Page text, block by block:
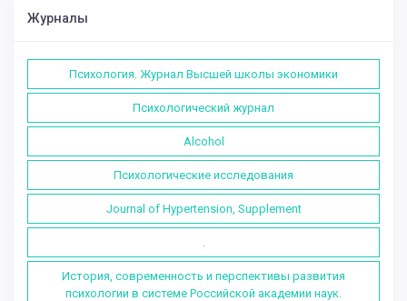
Журналы
Психология. Журнал Высшей школы экономики
Психологический журнал
Alcohol
Психологические исследования
Journal of Hypertension, Supplement
История, современность и перспективы развития
психологии в системе Российской академии наук.